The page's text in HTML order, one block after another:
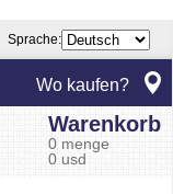
Wo kaufen?
Warenkorb
0 menge
0 usd